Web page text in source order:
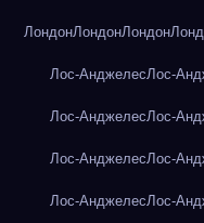
ЛондонЛондонЛондон
Лос-АнджелесЛос-
Лос-АнджелесЛос-
Лос-АнджелесЛос-
Лос-АнджелесЛос-